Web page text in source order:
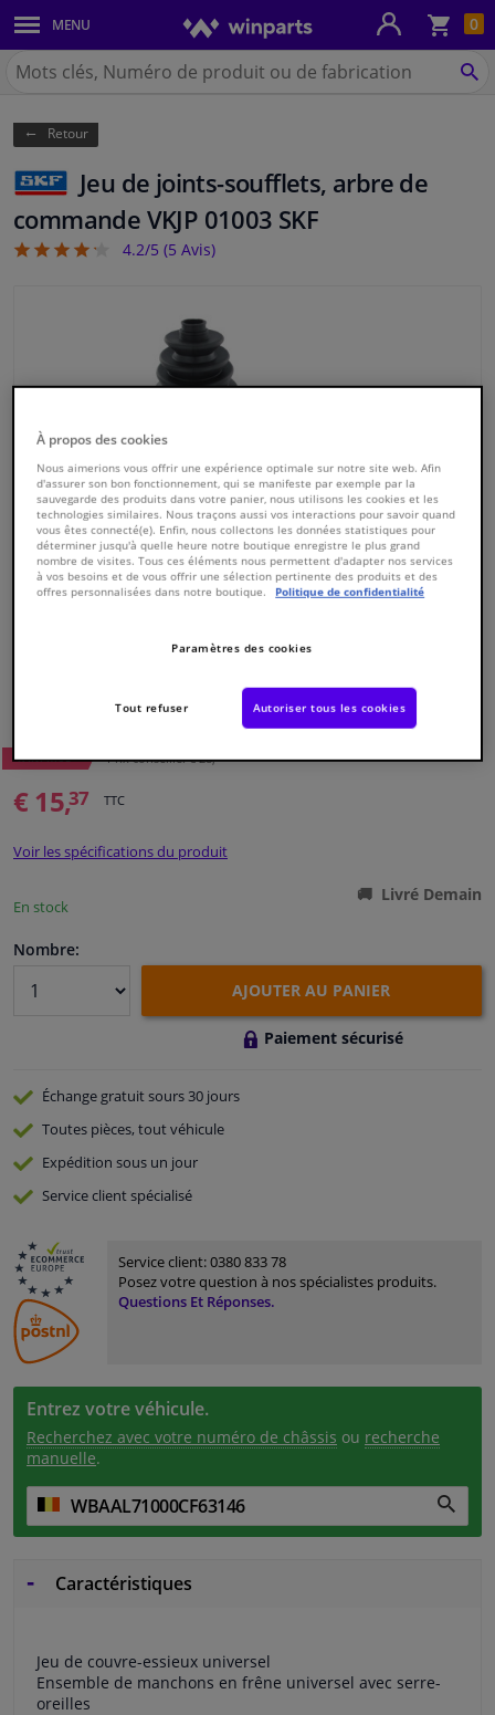
0
MENU
Carrosserie & tôles
Feux & ampoules
Freinage
Système d'échappement
Châssis & transmission
Refroidissement & chauffage
Pièces moteur & accessoires
Filtres & liquides
Bagages & transport
Fenêtres & accessoires
Intérieur & ameublement
Atelier & outils
Camping-car, moto & vélo
Chercher
Winparts.be
Retour
Jeu de joints-soufflets, arbre de
commande VKJP 01003 SKF
4.2
4.2/5 (5 Avis)
0486274
Numéro de fabrication:VKJP 01003
WINPRICE Prix conseillé: € 28,
€ 15,37 TTC
Voir les spécifications du produit
En stock
Livré Demain
Nombre:
AJOUTER AU PANIER
Paiement sécurisé
Échange gratuitsours 30 jours
Toutes pièces, tout véhicule
Expédition sous un jour
Serviceclient spécialisé
Service client:0380 833 78
Posez votre question à nos spécialistes produits.
Questions Et Réponses.
Entrez votre véhicule.
Recherchez avec votre numéro de châssis ou recherche
manuelle.
Caractéristiques
Jeu de couvre-essieux universel
Ensemble de manchons en frêne universel avec serre-
oreilles
À propos des cookies
Nous aimerions vous offrir une expérience optimale sur notre site web. Afin
d'assurer son bon fonctionnement, qui se manifeste par exemple par la
sauvegarde des produits dans votre panier, nous utilisons les cookies et les
technologies similaires. Nous traçons aussi vos interactions pour savoir quand
vous êtes connecté(e). Enfin, nous collectons les données statistiques pour
déterminer jusqu'à quelle heure notre boutique enregistre le plus grand
nombre de visites. Tous ces éléments nous permettent d'adapter nos services
à vos besoins et de vous offrir une sélection pertinente des produits et des
offres personnalisées dans notre boutique.
Politique de confidentialité
Paramètres des cookies
Tout refuser Autoriser tous les cookies